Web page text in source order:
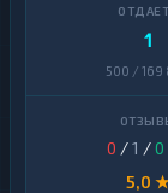
1
500 / 169
0 /1 /0
5,0